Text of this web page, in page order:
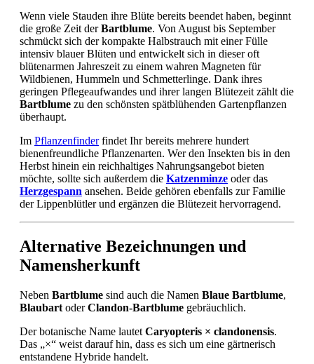
Wenn viele Stauden ihre Blüte bereits beendet haben, beginnt
die große Zeit derBartblume. Von August bis September
schmückt sich der kompakte Halbstrauch mit einer Fülle
intensiv blauer Blüten und entwickelt sich in dieser oft
blütenarmen Jahreszeit zu einem wahren Magneten für
Wildbienen, Hummeln und Schmetterlinge. Dank ihres
geringen Pflegeaufwandes und ihrer langen Blütezeit zählt die
Bartblume zu den schönsten spätblühenden Gartenpflanzen
überhaupt.
Im Pflanzenfinderfindet Ihr bereits mehrere hundert
bienenfreundliche Pflanzenarten. Wer den Insekten bis in den
Herbst hinein ein reichhaltiges Nahrungsangebot bieten
möchte, sollte sich außerdem die Katzenminze oder das
Herzgespann ansehen. Beide gehören ebenfalls zur Familie
der Lippenblütler und ergänzen die Blütezeit hervorragend.
Alternative Bezeichnungen und
Namensherkunft
Neben Bartblume sind auch die Namen Blaue Bartblume,
Blaubart oderClandon-Bartblume gebräuchlich.
Der botanische Name lautet Caryopteris × clandonensis.
Das „×“ weist darauf hin, dass es sich um eine gärtnerisch
entstandene Hybride handelt.